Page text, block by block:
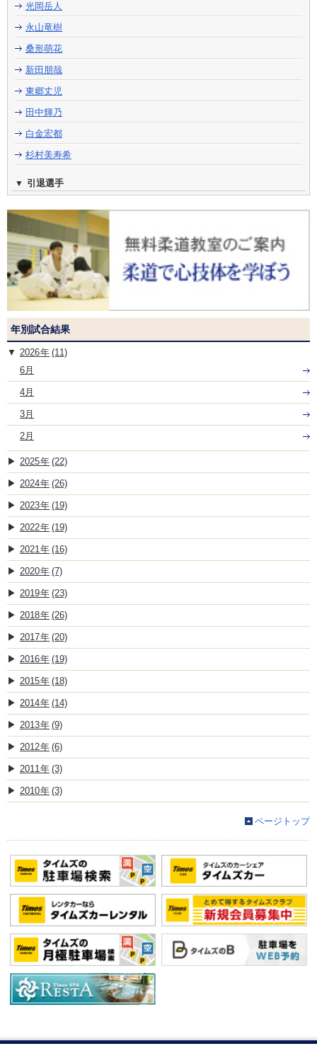
光岡岳人
永山竜樹
桑形萌花
新田朋哉
東郷丈児
田中輝乃
白金宏都
杉村美寿希
引退選手
年別試合結果
2026
(11)
6月
4月
3月
2月
2025 (22)
2024 (26)
2023 (19)
2022 (19)
2021 (16)
2020 (7)
2019 (23)
2018 (26)
2017 (20)
2016 (19)
2015 (18)
2014 (14)
2013 (9)
2012 (6)
2011 (3)
2010 (3)
ページトップ